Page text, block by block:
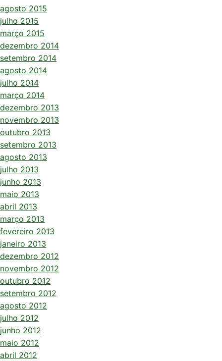
agosto 2015
julho 2015
março 2015
dezembro 2014
setembro 2014
agosto 2014
julho 2014
março 2014
dezembro 2013
novembro 2013
outubro 2013
setembro 2013
agosto 2013
julho 2013
junho 2013
maio 2013
abril 2013
março 2013
fevereiro 2013
janeiro 2013
dezembro 2012
novembro 2012
outubro 2012
setembro 2012
agosto 2012
julho 2012
junho 2012
maio 2012
abril 2012